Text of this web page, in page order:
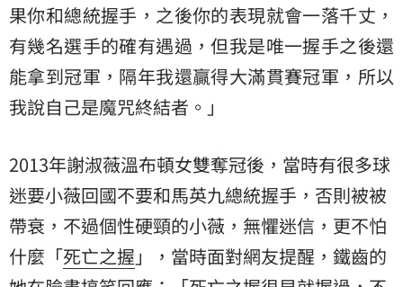
果你和總統握手，之後你的表現就會一落千丈，
有幾名選手的確有遇過，但我是唯一握手之後還
能拿到冠軍，隔年我還贏得大滿貫賽冠軍，所以
我說自己是魔咒終結者。」
2013年謝淑薇溫布頓女雙奪冠後，當時有很多球
迷要小薇回國不要和馬英九總統握手，否則被被
帶衰，不過個性硬頸的小薇，無懼迷信，更不怕
什麼「死亡之握 」，當時面對網友提醒，鐵齒的